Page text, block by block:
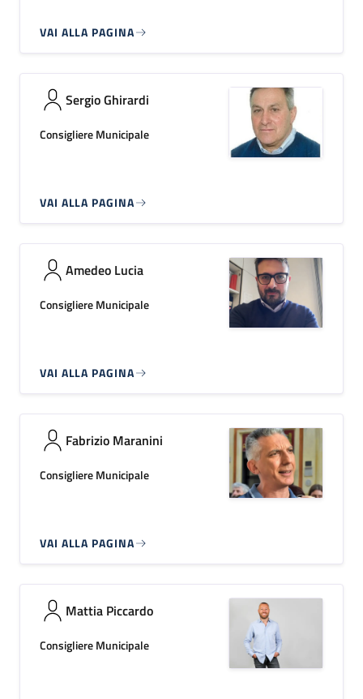
VAI ALLA PAGINA
Sergio Ghirardi
Consigliere Municipale
VAI ALLA PAGINA
Amedeo Lucia
Consigliere Municipale
VAI ALLA PAGINA
Fabrizio Maranini
Consigliere Municipale
VAI ALLA PAGINA
Mattia Piccardo
Consigliere Municipale